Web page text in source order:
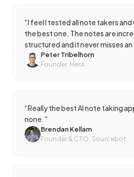
“I feel I tested all note takers
the best one. The notes are
structured and it never misses
Peter Tribelhorn
Founder, Hera
“Really the best AI note taking
none.”
Brendan Kellam
Founder & CTO, Sourcebot